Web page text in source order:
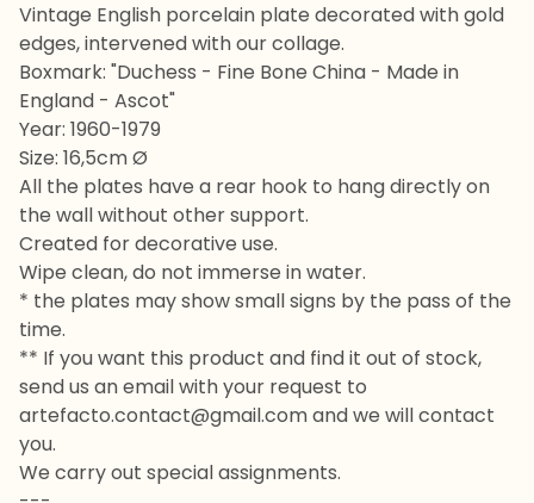
Vintage English porcelain plate decorated with gold
edges, intervened with our collage.
Boxmark: "Duchess - Fine Bone China - Made in
England - Ascot"
Year: 1960-1979
Size: 16,5cm Ø
All the plates have a rear hook to hang directly on
the wall without other support.
Created for decorative use.
Wipe clean, do not immerse in water.
* the plates may show small signs by the pass of the
time.
** If you want this product and find it out of stock,
send us an email with your request to
artefacto.contact@gmail.comand we will contact
you.
We carry out special assignments.